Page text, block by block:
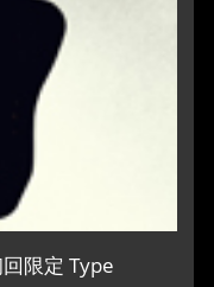
限定 Type